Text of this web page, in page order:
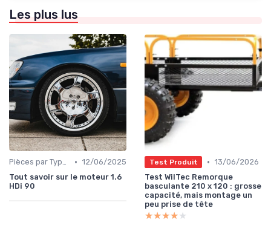
Les plus lus
Pièces par Type (Freins, Moteur, etc.) • 12/06/2025
Tout savoir sur le moteur 1.6
HDi 90
Test Produit • 13/06/2026
Test WilTec Remorque
basculante 210 x 120 : grosse
capacité, mais montage un
peu prise de tête
★★★★★
★★★★★